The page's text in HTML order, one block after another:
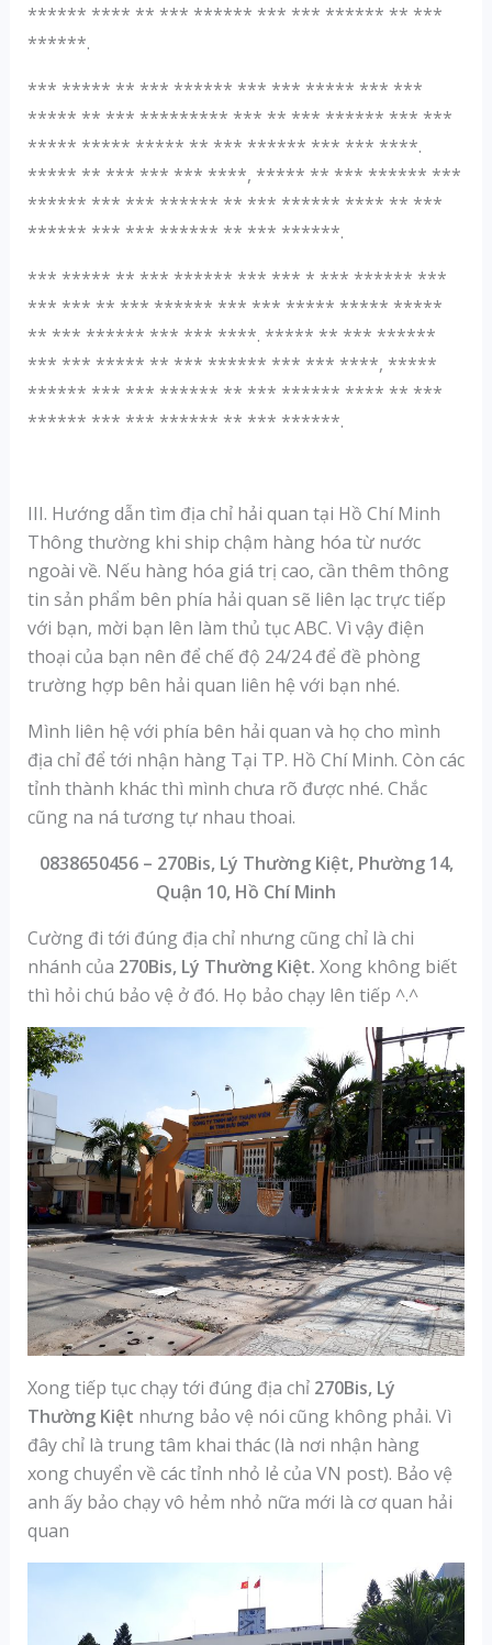
****** **** ** *** ****** *** *** ****** ** ***
******.
*** ***** ** *** ****** *** *** ***** *** ***
***** ** *** ********* *** ** *** ****** *** ***
***** ***** ***** ** *** ****** *** *** ****.
***** ** *** *** *** ****, ***** ** *** ****** ***
****** *** *** ****** ** *** ****** **** ** ***
****** *** *** ****** ** *** ******.
*** ***** ** *** ****** *** *** * *** ****** ***
*** *** ** *** ****** *** *** ***** ***** *****
** *** ****** *** *** ****. ***** ** *** ******
*** *** ***** ** *** ****** *** *** ****, *****
****** *** *** ****** ** *** ****** **** ** ***
****** *** *** ****** ** *** ******.
III. Hướng dẫn tìm địa chỉ hải quan tại Hồ Chí Minh
Thông thường khi ship chậm hàng hóa từ nước
ngoài về. Nếu hàng hóa giá trị cao, cần thêm thông
tin sản phẩm bên phía hải quan sẽ liên lạc trực tiếp
với bạn, mời bạn lên làm thủ tục ABC. Vì vậy điện
thoại của bạn nên để chế độ 24/24 để đề phòng
trường hợp bên hải quan liên hệ với bạn nhé.
Mình liên hệ với phía bên hải quan và họ cho mình
địa chỉ để tới nhận hàng Tại TP. Hồ Chí Minh. Còn các
tỉnh thành khác thì mình chưa rõ được nhé. Chắc
cũng na ná tương tự nhau thoai.
0838650456 – 270Bis, Lý Thường Kiệt, Phường 14,
Quận 10, Hồ Chí Minh
Cường đi tới đúng địa chỉ nhưng cũng chỉ là chi
nhánh của 270Bis, Lý Thường Kiệt. Xong không biết
thì hỏi chú bảo vệ ở đó. Họ bảo chạy lên tiếp ^.^
Xong tiếp tục chạy tới đúng địa chỉ 270Bis, Lý
Thường Kiệt nhưng bảo vệ nói cũng không phải. Vì
đây chỉ là trung tâm khai thác (là nơi nhận hàng
xong chuyển về các tỉnh nhỏ lẻ của VN post). Bảo vệ
anh ấy bảo chạy vô hẻm nhỏ nữa mới là cơ quan hải
quan